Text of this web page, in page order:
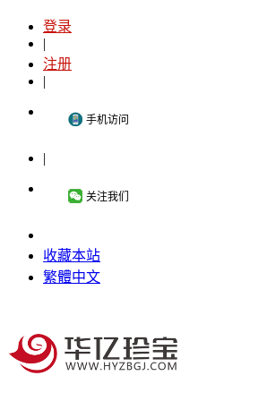
登录
|
注册
|
手机访问
|
关注我们
收藏本站
繁體中文